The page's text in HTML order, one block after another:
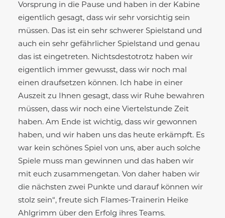
Vorsprung in die Pause und haben in der Kabine
eigentlich gesagt, dass wir sehr vorsichtig sein
müssen. Das ist ein sehr schwerer Spielstand und
auch ein sehr gefährlicher Spielstand und genau
das ist eingetreten. Nichtsdestotrotz haben wir
eigentlich immer gewusst, dass wir noch mal
einen draufsetzen können. Ich habe in einer
Auszeit zu Ihnen gesagt, dass wir Ruhe bewahren
müssen, dass wir noch eine Viertelstunde Zeit
haben. Am Ende ist wichtig, dass wir gewonnen
haben, und wir haben uns das heute erkämpft. Es
war kein schönes Spiel von uns, aber auch solche
Spiele muss man gewinnen und das haben wir
mit euch zusammengetan. Von daher haben wir
die nächsten zwei Punkte und darauf können wir
stolz sein“, freute sich Flames-Trainerin Heike
Ahlgrimm über den Erfolg ihres Teams.